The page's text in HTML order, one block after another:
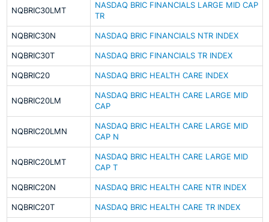
NQBRIC30LMT
NASDAQ BRIC FINANCIALS LARGE MID CAP
TR
NQBRIC30N NASDAQ BRIC FINANCIALS NTR INDEX
NQBRIC30T NASDAQ BRIC FINANCIALS TR INDEX
NQBRIC20 NASDAQ BRIC HEALTH CARE INDEX
NQBRIC20LM
NASDAQ BRIC HEALTH CARE LARGE MID
CAP
NQBRIC20LMN
NASDAQ BRIC HEALTH CARE LARGE MID
CAP N
NQBRIC20LMT
NASDAQ BRIC HEALTH CARE LARGE MID
CAP T
NQBRIC20N NASDAQ BRIC HEALTH CARE NTR INDEX
NQBRIC20T NASDAQ BRIC HEALTH CARE TR INDEX